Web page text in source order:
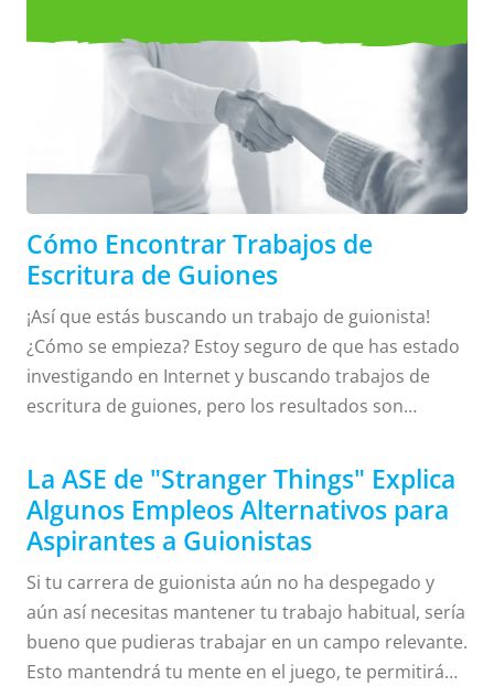
un Guión
Tradicional
No debe parecer demasiado recargada. Debes
asegurarte de incluir el TÍTULO (en mayúsculas),
seguido de "Escrito por" en la siguiente línea,
seguido del nombre del escritor debajo de eso, y la
información de contacto en la esquina inferior
derecha o izquierda . . .
Escritura de Guiones
Cómo Encontrar Trabajos de
Escritura de Guiones
¡Así que estás buscando un trabajo de guionista!
¿Cómo se empieza? Estoy seguro de que has estado
investigando en Internet y buscando trabajos de
escritura de guiones, pero los resultados son
En el pasado, parecía que un escritor podía meterse
en un estudio y encontrar trabajo en una sala de
guionistas, pero hoy en día las formas en que los
guionistas irrumpen en la industria son variadas y
diversas, y probablemente no llegarías muy lejos . . .
La ASE de "Stranger Things" Explica
Algunos Empleos Alternativos para
Aspirantes a Guionistas
Si tu carrera de guionista aún no ha despegado y
aún así necesitas mantener tu trabajo habitual, sería
bueno que pudieras trabajar en un campo relevante.
Esto mantendrá tu mente en el juego, te permitirá